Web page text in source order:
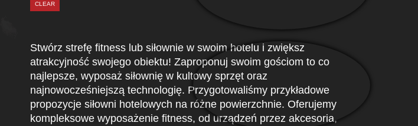
CLEAR
Stwórz strefę fitness lub siłownie w swoim hotelu i zwiększ
atrakcyjność swojego obiektu! Zaproponuj swoim gościom to co
najlepsze, wyposaż siłownię w kultowy sprzęt oraz
najnowocześniejszą technologię. Przygotowaliśmy przykładowe
propozycje siłowni hotelowych na różne powierzchnie. Oferujemy
kompleksowe wyposażenie fitness, od urządzeń przez akcesoria,